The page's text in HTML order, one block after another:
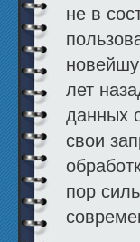
не в
лет
данных
свои
пор